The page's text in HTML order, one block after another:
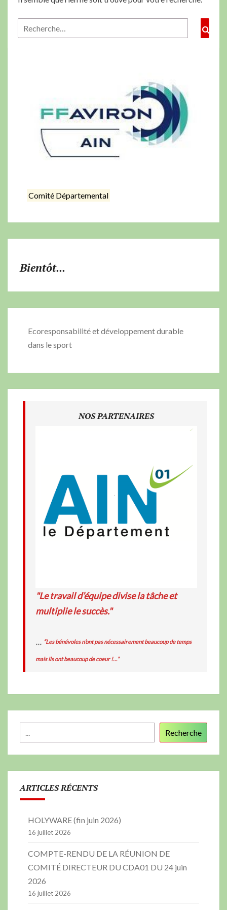
Comité Départemental
Bientôt...
Ecoresponsabilité et développement durable
dans le sport
NOS PARTENAIRES
"Le travail d’équipe divise la tâche et
multiplie le succès."
... “Les bénévoles n’ont pas nécessairement beaucoup de temps
mais ils ont beaucoup de coeur !…”
Recherche
ARTICLES RÉCENTS
HOLYWARE (fin juin 2026)
16 juillet 2026
COMPTE-RENDU DE LA RÉUNION DE
COMITÉ DIRECTEUR DU CDA01 DU 24 juin
2026
16 juillet 2026